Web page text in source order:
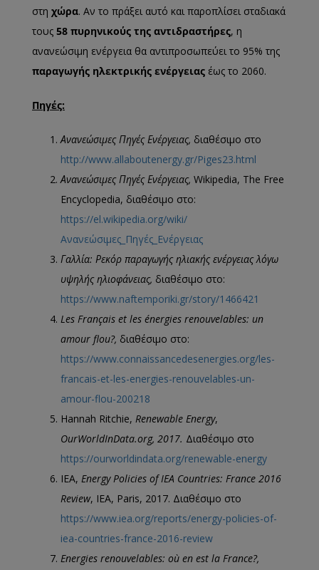
στη χώρα. Αν το πράξει αυτό και παροπλίσει σταδιακά
τους 58 πυρηνικούς της αντιδραστήρες, η
ανανεώσιμη ενέργεια θα αντιπροσωπεύει το 95% της
παραγωγής ηλεκτρικής ενέργειας έως το 2060.
Πηγές:
Ανανεώσιμες Πηγές Ενέργειας, διαθέσιμο στο
http://www.allaboutenergy.gr/Piges23.html
Ανανεώσιμες Πηγές Ενέργειας, Wikipedia, The Free
Encyclopedia, διαθέσιμο στο:
https://el.wikipedia.org/wiki/
Ανανεώσιμες_Πηγές_Ενέργειας
Γαλλία: Ρεκόρ παραγωγής ηλιακής ενέργειας λόγω
υψηλής ηλιοφάνειας, διαθέσιμο στο:
https://www.naftemporiki.gr/story/1466421
Les Français et les énergies renouvelables: un
amour flou?, διαθέσιμο στο:
https://www.connaissancedesenergies.org/les-
francais-et-les-energies-renouvelables-un-
amour-flou-200218
Hannah Ritchie, Renewable Energy,
OurWorldInData.org, 2017. Διαθέσιμο στο
https://ourworldindata.org/renewable-energy
IEA, Energy Policies of IEA Countries: France 2016
Review, IEA, Paris, 2017. Διαθέσιμο στο
https://www.iea.org/reports/energy-policies-of-
iea-countries-france-2016-review
Energies renouvelables: où en est la France?,